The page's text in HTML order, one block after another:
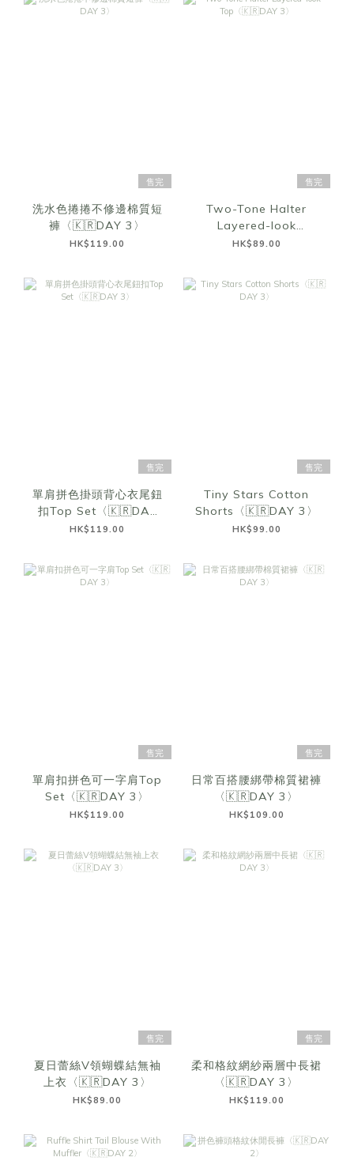
售完
洗水色捲捲不修邊棉質短
褲〈🇰🇷DAY 3〉
HK$119.00
售完
Two-Tone Halter
Layered-look
Top〈🇰🇷DAY 3〉
HK$89.00
售完
單肩拼色掛頭背心衣尾鈕
扣Top Set〈🇰🇷DAY
3〉
HK$119.00
售完
Tiny Stars Cotton
Shorts〈🇰🇷DAY 3〉
HK$99.00
售完
單肩扣拼色可一字肩Top
Set〈🇰🇷DAY 3〉
HK$119.00
售完
日常百搭腰綁帶棉質裙褲
〈🇰🇷DAY 3〉
HK$109.00
售完
夏日蕾絲V領蝴蝶結無袖
上衣〈🇰🇷DAY 3〉
HK$89.00
售完
柔和格紋網紗兩層中長裙
〈🇰🇷DAY 3〉
HK$119.00